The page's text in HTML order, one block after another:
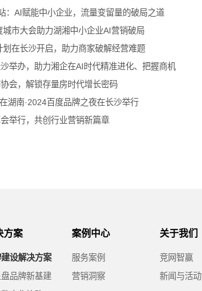
：AI赋能中小企业，流量变留量的破局之道
市大会助力湖湘中小企业AI营销破局
在长沙开启，助力商家破解经营难题
举办，助力湘企在AI时代精准进化、把握商机
会，解锁存量房时代增长密码
湖南·2024百度品牌之夜在长沙举行
举行，共创行业营销新篇章
方案
设解决方案
品牌新基建
案例中心
服务案例
营销洞察
关于我们
竞网智赢
新闻与活动